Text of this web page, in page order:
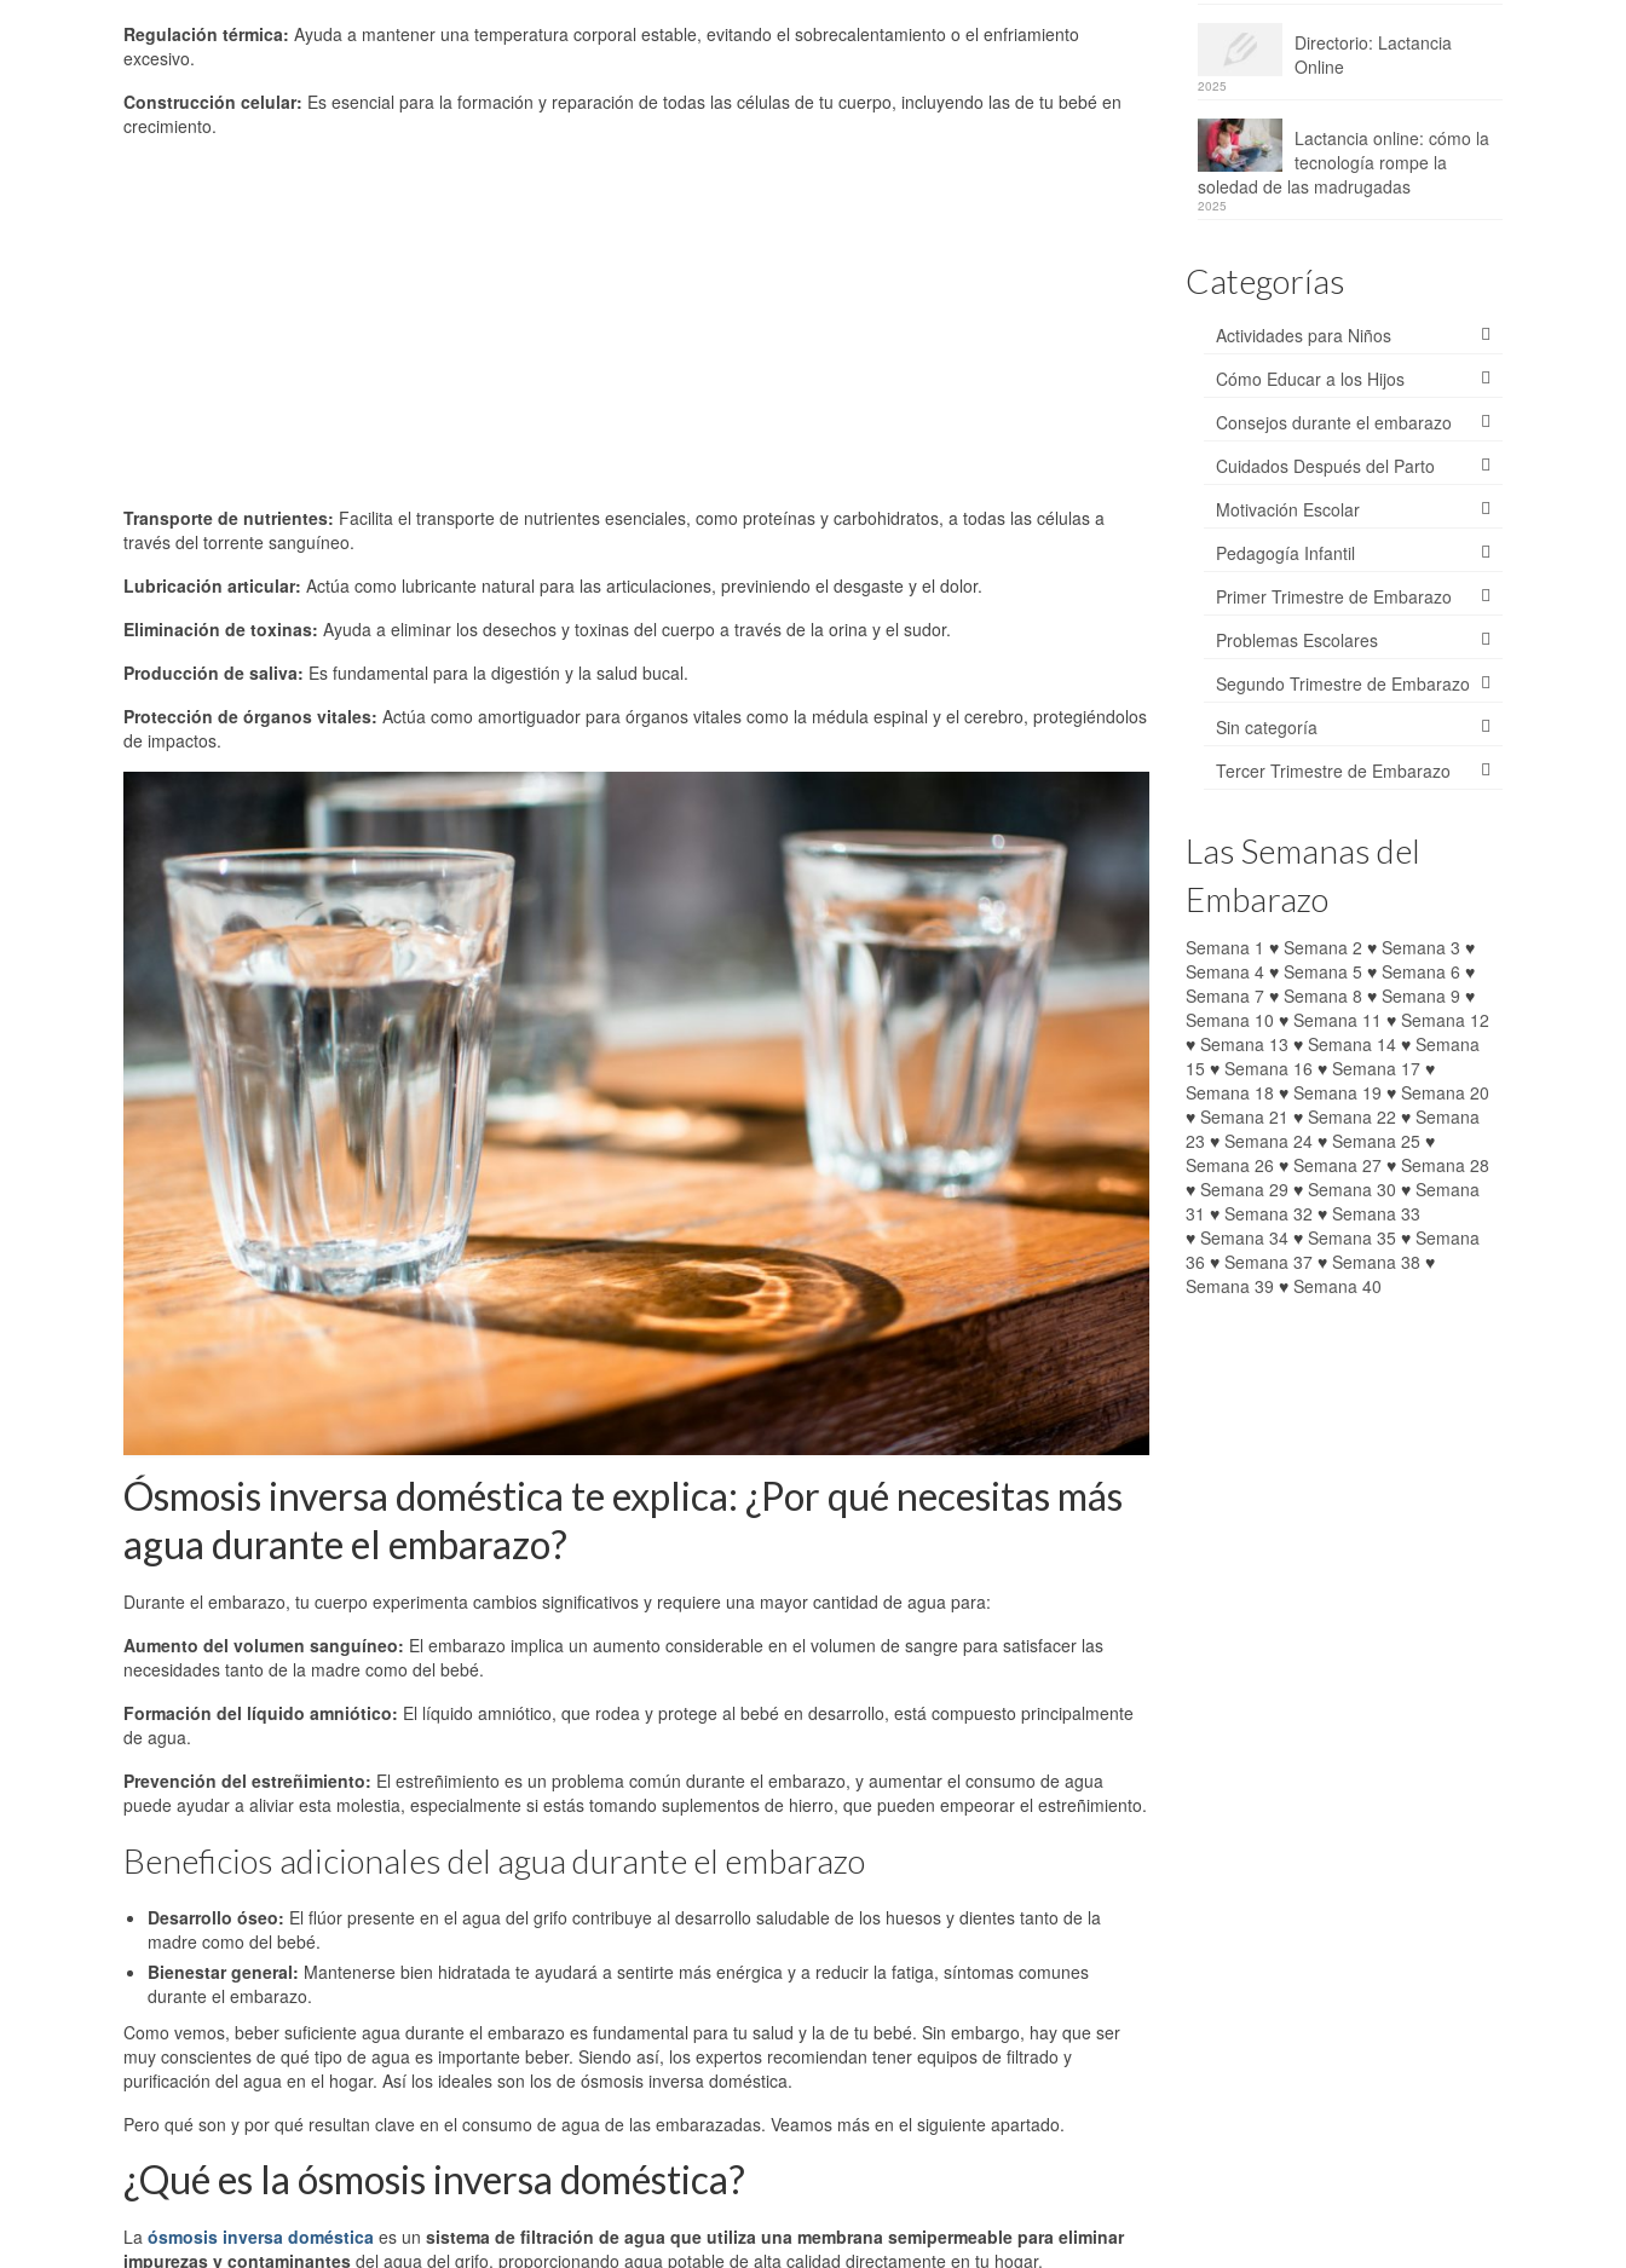
Regulación térmica: Ayuda a mantener una temperatura corporal estable, evitando el sobrecalentamiento o el enfriamiento
excesivo.
Construcción celular: Es esencial para la formación y reparación de todas las células de tu cuerpo, incluyendo las de tu bebé en
crecimiento.
Transporte de nutrientes: Facilita el transporte de nutrientes esenciales, como proteínas y carbohidratos, a todas las células a
través del torrente sanguíneo.
Lubricación articular: Actúa como lubricante natural para las articulaciones, previniendo el desgaste y el dolor.
Eliminación de toxinas: Ayuda a eliminar los desechos y toxinas del cuerpo a través de la orina y el sudor.
Producción de saliva: Es fundamental para la digestión y la salud bucal.
Protección de órganos vitales: Actúa como amortiguador para órganos vitales como la médula espinal y el cerebro, protegiéndolos
de impactos.
Ósmosis inversa doméstica te explica: ¿Por qué necesitas más
agua durante el embarazo?
Durante el embarazo, tu cuerpo experimenta cambios significativos y requiere una mayor cantidad de agua para:
Aumento del volumen sanguíneo: El embarazo implica un aumento considerable en el volumen de sangre para satisfacer las
necesidades tanto de la madre como del bebé.
Formación del líquido amniótico: El líquido amniótico, que rodea y protege al bebé en desarrollo, está compuesto principalmente
de agua.
Prevención del estreñimiento: El estreñimiento es un problema común durante el embarazo, y aumentar el consumo de agua
puede ayudar a aliviar esta molestia, especialmente si estás tomando suplementos de hierro, que pueden empeorar el estreñimiento.
Beneficios adicionales del agua durante el embarazo
Desarrollo óseo: El flúor presente en el agua del grifo contribuye al desarrollo saludable de los huesos y dientes tanto de la
madre como del bebé.
Bienestar general: Mantenerse bien hidratada te ayudará a sentirte más enérgica y a reducir la fatiga, síntomas comunes
durante el embarazo.
Como vemos, beber suficiente agua durante el embarazo es fundamental para tu salud y la de tu bebé. Sin embargo, hay que ser
muy conscientes de qué tipo de agua es importante beber. Siendo así, los expertos recomiendan tener equipos de filtrado y
purificación del agua en el hogar. Así los ideales son los de ósmosis inversa doméstica.
Pero qué son y por qué resultan clave en el consumo de agua de las embarazadas. Veamos más en el siguiente apartado.
¿Qué es la ósmosis inversa doméstica?
La ósmosis inversa doméstica es un sistema de filtración de agua que utiliza una membrana semipermeable para eliminar
impurezas y contaminantes del agua del grifo, proporcionando agua potable de alta calidad directamente en tu hogar.
Directorio: Lactancia
Online
2025
Lactancia online: cómo la
tecnología rompe la
soledad de las madrugadas
2025
Categorías
Actividades para Niños
Cómo Educar a los Hijos
Consejos durante el embarazo
Cuidados Después del Parto
Motivación Escolar
Pedagogía Infantil
Primer Trimestre de Embarazo
Problemas Escolares
Segundo Trimestre de Embarazo
Sin categoría
Tercer Trimestre de Embarazo
Las Semanas del
Embarazo
Semana 1 ♥ Semana 2 ♥ Semana 3 ♥
Semana 4♥ Semana 5 ♥ Semana 6 ♥
Semana 7♥ Semana 8 ♥ Semana 9 ♥
Semana 10 ♥ Semana 11 ♥ Semana 12
♥ Semana 13 ♥ Semana 14♥ Semana
15 ♥ Semana 16 ♥ Semana 17♥
Semana 18 ♥ Semana 19 ♥ Semana 20
♥ Semana 21 ♥ Semana 22 ♥ Semana
23 ♥ Semana 24♥ Semana 25 ♥
Semana 26 ♥ Semana 27♥ Semana 28
♥ Semana 29 ♥ Semana 30 ♥ Semana
31 ♥ Semana 32 ♥ Semana 33
♥ Semana 34♥ Semana 35 ♥ Semana
36 ♥ Semana 37♥ Semana 38 ♥
Semana 39 ♥ Semana 40